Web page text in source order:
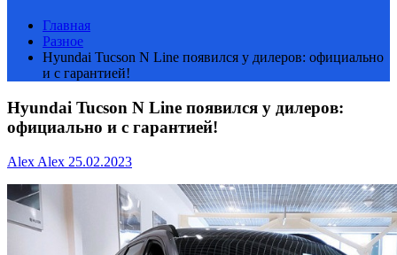
Главная
Разное
Hyundai Tucson N Line появился у дилеров: официально
и с гарантией!
Hyundai Tucson N Line появился у дилеров:
официально и с гарантией!
Alex Alex 25.02.2023